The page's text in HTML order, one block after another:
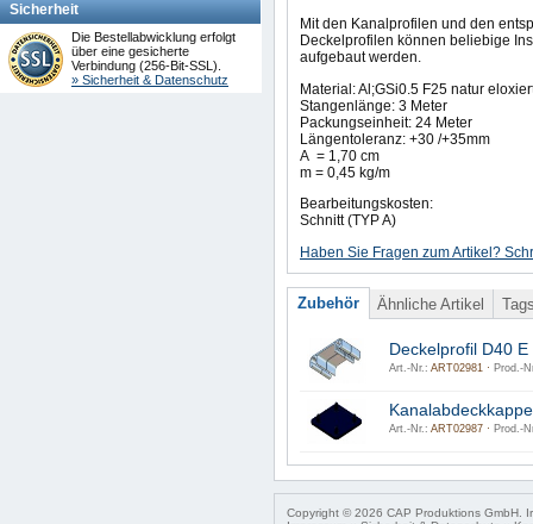
Sicherheit
Die Bestellabwicklung erfolgt
über eine gesicherte
Verbindung (256-Bit-SSL).
» Sicherheit & Datenschutz
Mit den Kanalprofilen und den
Deckelprofilen können beliebige
aufgebaut werden.
Material: Al;GSi0.5 F25 natur
Stangenlänge: 3 Meter
Packungseinheit: 24 Meter
Längentoleranz: +30 /+35mm
A = 1,70 cm
m = 0,45 kg/m
Bearbeitungskosten:
Schnitt (TYP A)
Haben Sie Fragen zum Artikel?
Zubehör Ähnliche Artikel
Deckelprofil D40 E
Art.-Nr.: ART02981 · Prod.-
Art.-Nr.: ART02987 · Prod.-
Copyright © 2026 CAP Produktions GmbH.